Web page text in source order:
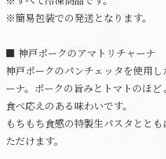
※簡易包装での発送となります。
■ 神戸ポークのアマトリチャーナ
神戸ポークのパンチェッタを使用
ーナ。ポークの旨みとトマトのほ
食べ応えのある味わいです。
もちもち食感の特製生パスタとと
ただけます。